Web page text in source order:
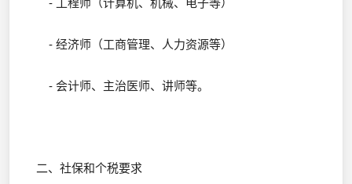
- 工程师（计算机、机械、电子等）
- 经济师（工商管理、人力资源等）
- 会计师、主治医师、讲师等。
二、社保和个税要求